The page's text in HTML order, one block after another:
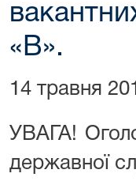
«В».
14 травня
УВАГА!
державної